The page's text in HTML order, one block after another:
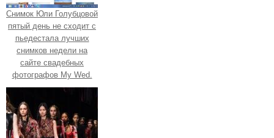
Снимок Юли Голубцовой
пятый день не сходит с
пьедестала лучших
снимков недели на
сайте свадебных
фотографов My Wed.